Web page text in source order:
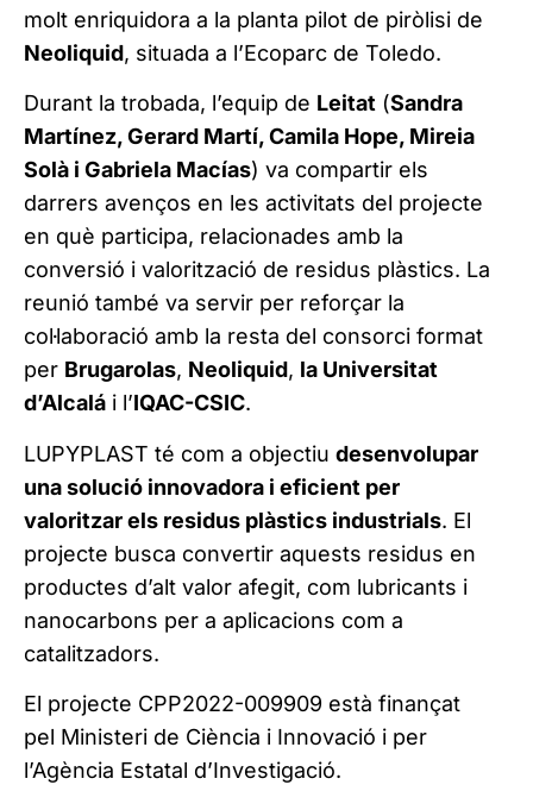
molt enriquidora a la planta pilot de piròlisi de
Neoliquid, situada a l’Ecoparc de Toledo.
Durant la trobada, l’equip de Leitat (Sandra
Martínez, Gerard Martí, Camila Hope, Mireia
Solà i Gabriela Macías) va compartir els
darrers avenços en les activitats del projecte
en què participa, relacionades amb la
conversió i valorització de residus plàstics. La
reunió també va servir per reforçar la
col·laboració amb la resta del consorci format
per Brugarolas, Neoliquid, la Universitat
d’Alcalá i l’IQAC-CSIC.
LUPYPLAST té com a objectiu desenvolupar
una solució innovadora i eficient per
valoritzar els residus plàstics industrials. El
projecte busca convertir aquests residus en
productes d’alt valor afegit, com lubricants i
nanocarbons per a aplicacions com a
catalitzadors.
El projecte CPP2022-009909 està finançat
pel Ministeri de Ciència i Innovació i per
l’Agència Estatal d’Investigació.